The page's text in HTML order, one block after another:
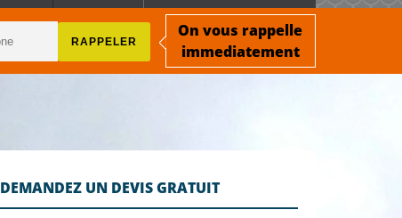
On vous rappelle
immediatement
DEMANDEZ UN DEVIS GRATUIT